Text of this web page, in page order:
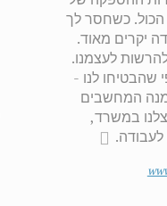
הכול. כשחסר לך
יקרים מאוד.
לעצמנו.
שהבטיחו לנו -
המחשבים
במשרד,
לעבודה.